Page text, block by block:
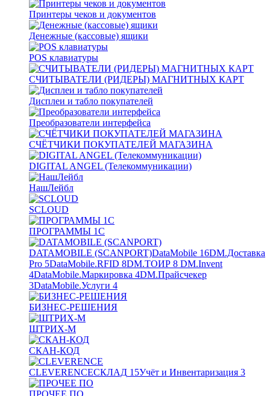
Принтеры чеков и документов
Денежные (кассовые) ящики
POS клавиатуры
СЧИТЫВАТЕЛИ (РИДЕРЫ) МАГНИТНЫХ КАРТ
Дисплеи и табло покупателей
Преобразователи интерфейса
СЧЁТЧИКИ ПОКУПАТЕЛЕЙ МАГАЗИНА
DIGITAL ANGEL (Телекоммуникации)
НашЛейбл
SCLOUD
ПРОГРАММЫ 1С
DATAMOBILE (SCANPORT)DataMobile 16DM.Доставка
Pro 5DataMobile.RFID 8DM.ТОИР 8 DM.Invent
4DataMobile.Маркировка 4DM.Прайсчекер
3DataMobile.Услуги 4
БИЗНЕС-РЕШЕНИЯ
ШТРИХ-М
СКАН-КОД
CLEVERENCEСКЛАД 15Учёт и Инвентаризация 3
ПРОЧЕЕ ПО